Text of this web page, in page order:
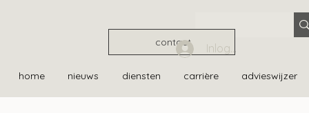
contact
home nieuws diensten carrière advieswijzer
Inloggen